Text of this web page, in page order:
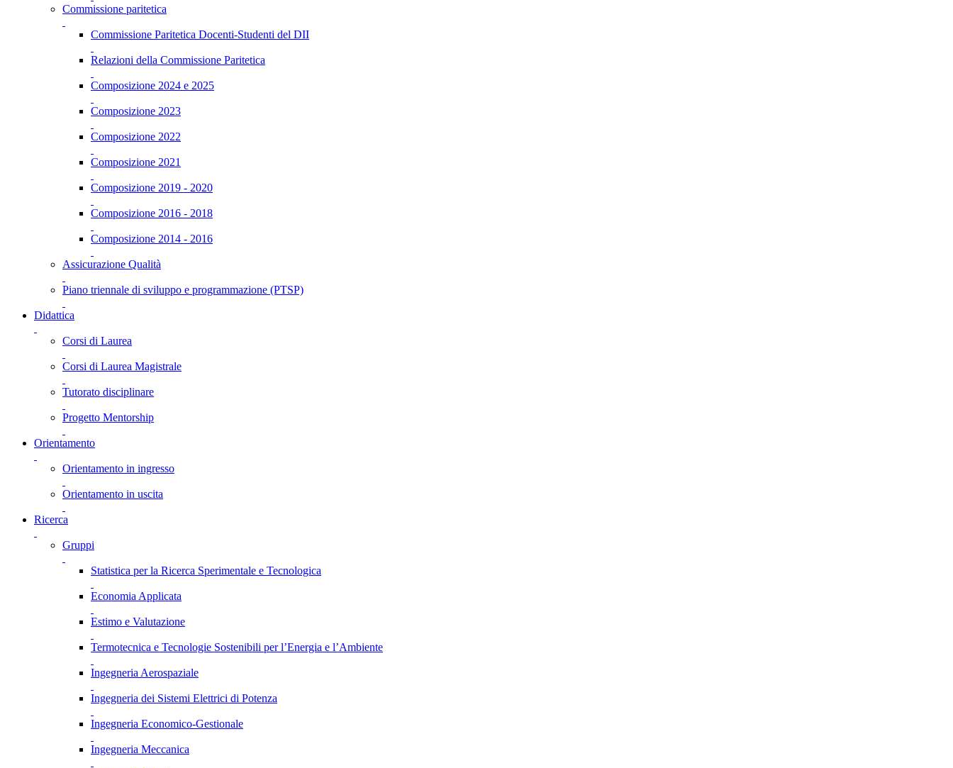
Commissione paritetica
Commissione Paritetica Docenti-Studenti del DII
Relazioni della Commissione Paritetica
Composizione 2024 e 2025
Composizione 2023
Composizione 2022
Composizione 2021
Composizione 2019 - 2020
Composizione 2016 - 2018
Composizione 2014 - 2016
Assicurazione Qualità
Piano triennale di sviluppo e programmazione (PTSP)
Didattica
Corsi di Laurea
Corsi di Laurea Magistrale
Tutorato disciplinare
Progetto Mentorship
Orientamento
Orientamento in ingresso
Orientamento in uscita
Ricerca
Gruppi
Statistica per la Ricerca Sperimentale e Tecnologica
Economia Applicata
Estimo e Valutazione
Termotecnica e Tecnologie Sostenibili per l’Energia e l’Ambiente
Ingegneria Aerospaziale
Ingegneria dei Sistemi Elettrici di Potenza
Ingegneria Economico-Gestionale
Ingegneria Meccanica